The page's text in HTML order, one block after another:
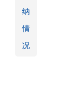
纳
情
况